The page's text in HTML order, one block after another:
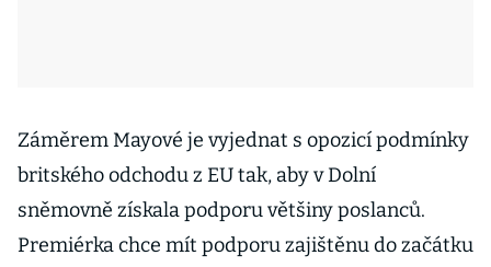
Záměrem Mayové je vyjednat s opozicí podmínky
britského odchodu z EU tak, aby v Dolní
sněmovně získala podporu většiny poslanců.
Premiérka chce mít podporu zajištěnu do začátku